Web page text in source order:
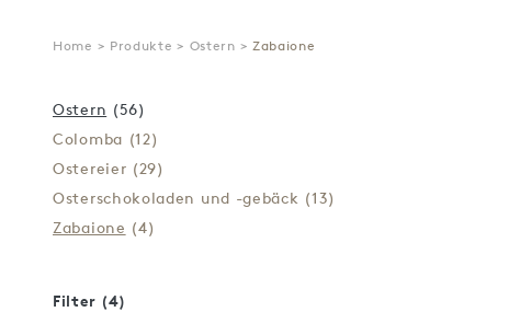
Home > Produkte > Ostern > Zabaione
Ostern (56)
Colomba (12)
Ostereier (29)
Osterschokoladen und -gebäck (13)
Zabaione (4)
Filter (4)